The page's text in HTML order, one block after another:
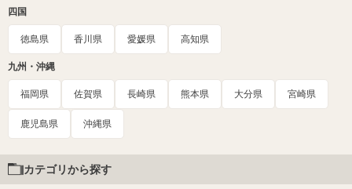
四国
徳島県 香川県 愛媛県 高知県
九州・沖縄
福岡県 佐賀県 長崎県 熊本県 大分県 宮崎県
鹿児島県 沖縄県
カテゴリから探す